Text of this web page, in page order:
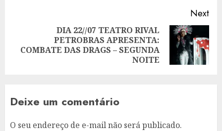
Next
post:
DIA 22//07 TEATRO RIVAL
PETROBRAS APRESENTA:
COMBATE DAS DRAGS – SEGUNDA
NOITE
Deixe um comentário
O seu endereço de e-mail não será publicado.